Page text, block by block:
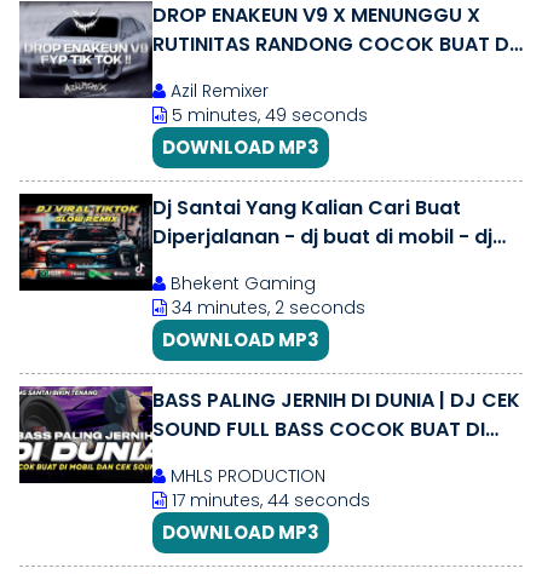
DROP ENAKEUN V9 X MENUNGGU X
RUTINITAS RANDONG COCOK BUAT DI
Azil Remixer
5 minutes, 49 seconds
DOWNLOAD MP3
Dj Santai Yang Kalian Cari Buat
Diperjalanan - dj buat di mobil - dj
Bhekent Gaming
34 minutes, 2 seconds
DOWNLOAD MP3
BASS PALING JERNIH DI DUNIA | DJ CEK
SOUND FULL BASS COCOK BUAT DI
MHLS PRODUCTION
17 minutes, 44 seconds
DOWNLOAD MP3